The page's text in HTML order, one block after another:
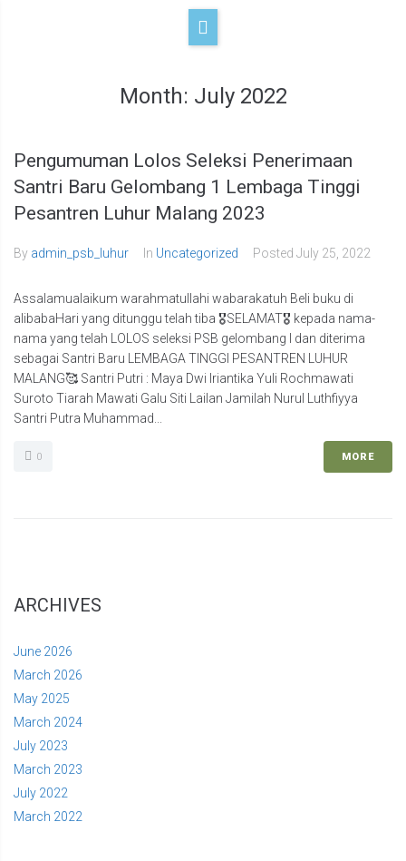
Month: July 2022
Pengumuman Lolos Seleksi Penerimaan
Santri Baru Gelombang 1 Lembaga Tinggi
Pesantren Luhur Malang 2023
By admin_psb_luhur In Uncategorized Posted July 25, 2022
Assalamualaikum warahmatullahi wabarakatuh Beli buku di
alibabaHari yang ditunggu telah tiba 🎖SELAMAT🎖 kepada nama-
nama yang telah LOLOS seleksi PSB gelombang I dan diterima
sebagai Santri Baru LEMBAGA TINGGI PESANTREN LUHUR
MALANG🥰 Santri Putri : Maya Dwi Iriantika Yuli Rochmawati
Suroto Tiarah Mawati Galu Siti Lailan Jamilah Nurul Luthfiyya
Santri Putra Muhammad...
0 MORE
ARCHIVES
June 2026
March 2026
May 2025
March 2024
July 2023
March 2023
July 2022
March 2022